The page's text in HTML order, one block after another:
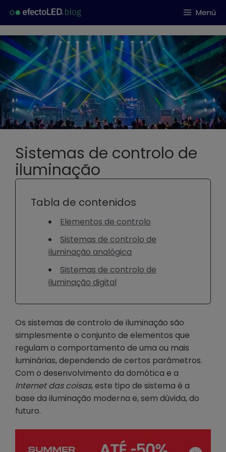
Menú
Sistemas de controlo de
iluminação
Tabla de contenidos
Elementos de controlo
Sistemas de controlo de
iluminação analógica
Sistemas de controlo de
iluminação digital
Os sistemas de controlo de iluminação são
simplesmente o conjunto de elementos que
regulam o comportamento de uma ou mais
luminárias, dependendo de certos parâmetros.
Com o desenvolvimento da domótica e a
Internet das coisas, este tipo de sistema é a
base da iluminação moderna e, sem dúvida, do
futuro.